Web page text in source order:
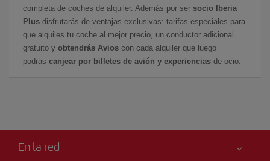
completa de coches de alquiler. Además por ser socio Iberia
Plus disfrutarás de ventajas exclusivas: tarifas especiales para
que alquiles tu coche al mejor precio, un conductor adicional
gratuito y obtendrás Avios con cada alquiler que luego
podrás canjear por billetes de avión y experiencias de ocio.
En la red